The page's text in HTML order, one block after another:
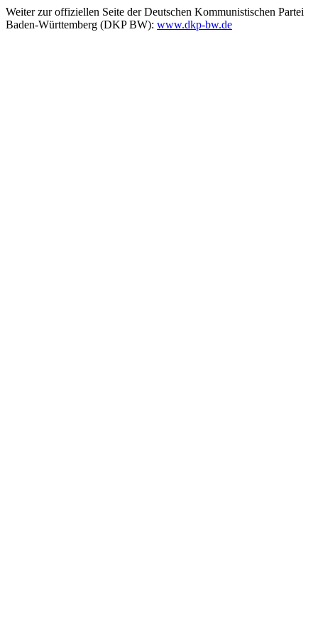
Weiter zur offiziellen Seite der Deutschen Kommunistischen Partei
Baden-Württemberg (DKP BW): www.dkp-bw.de